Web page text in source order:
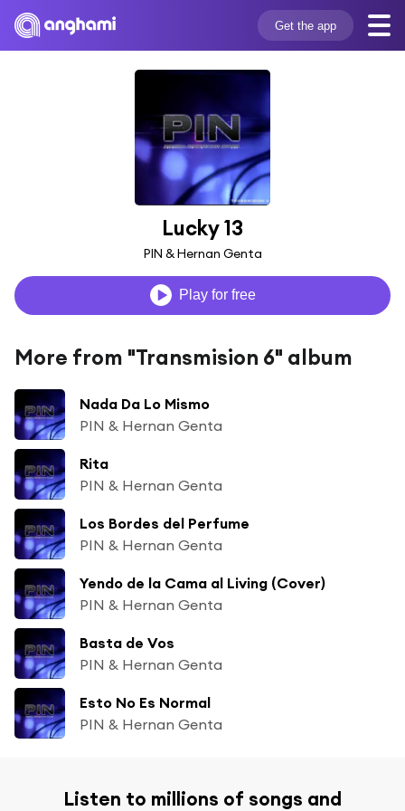
Get the app
Lucky 13
PIN & Hernan Genta
Play for free
More from "Transmision 6" album
Nada Da Lo Mismo
PIN & Hernan Genta
Rita
PIN & Hernan Genta
Los Bordes del Perfume
PIN & Hernan Genta
Yendo de la Cama al Living (Cover)
PIN & Hernan Genta
Basta de Vos
PIN & Hernan Genta
Esto No Es Normal
PIN & Hernan Genta
Listen to millions of songs and